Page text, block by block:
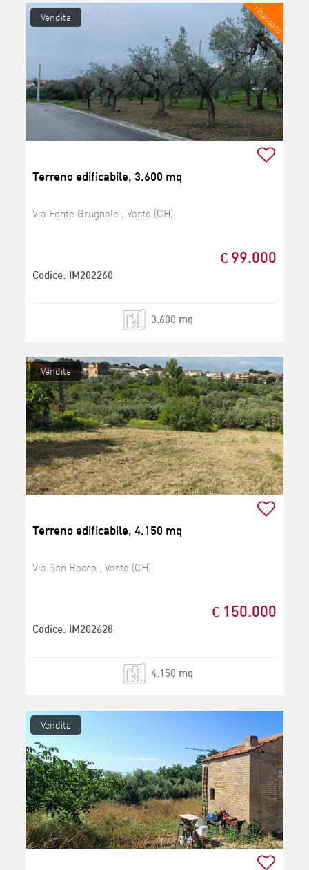
Vendita ribassato
Terreno edificabile, 3.600 mq
Via Fonte Grugnale , Vasto (CH)
€ 99.000
Codice: IM202260
3.600 mq
Vendita
Terreno edificabile, 4.150 mq
Via San Rocco , Vasto (CH)
€ 150.000
Codice: IM202628
4.150 mq
Vendita